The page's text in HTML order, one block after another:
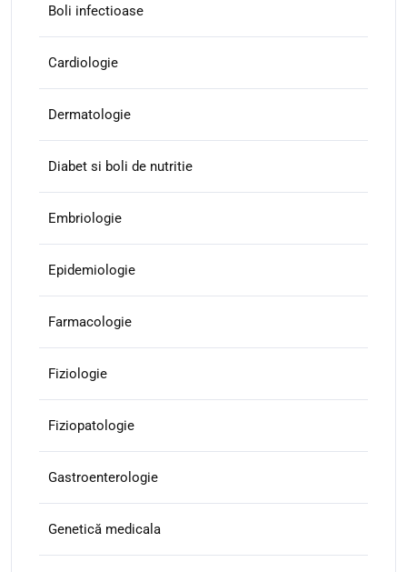
Boli infectioase
Cardiologie
Dermatologie
Diabet si boli de nutritie
Embriologie
Epidemiologie
Farmacologie
Fiziologie
Fiziopatologie
Gastroenterologie
Genetică medicala